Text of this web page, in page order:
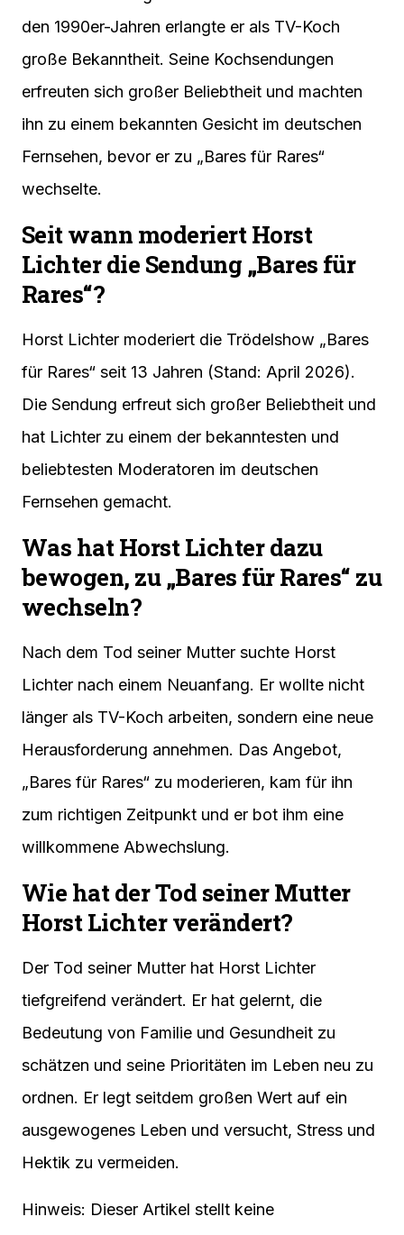
den 1990er-Jahren erlangte er als TV-Koch
große Bekanntheit. Seine Kochsendungen
erfreuten sich großer Beliebtheit und machten
ihn zu einem bekannten Gesicht im deutschen
Fernsehen, bevor er zu „Bares für Rares“
wechselte.
Seit wann moderiert Horst
Lichter die Sendung „Bares für
Rares“?
Horst Lichter moderiert die Trödelshow „Bares
für Rares“ seit 13 Jahren (Stand: April 2026).
Die Sendung erfreut sich großer Beliebtheit und
hat Lichter zu einem der bekanntesten und
beliebtesten Moderatoren im deutschen
Fernsehen gemacht.
Was hat Horst Lichter dazu
bewogen, zu „Bares für Rares“ zu
wechseln?
Nach dem Tod seiner Mutter suchte Horst
Lichter nach einem Neuanfang. Er wollte nicht
länger als TV-Koch arbeiten, sondern eine neue
Herausforderung annehmen. Das Angebot,
„Bares für Rares“ zu moderieren, kam für ihn
zum richtigen Zeitpunkt und er bot ihm eine
willkommene Abwechslung.
Wie hat der Tod seiner Mutter
Horst Lichter verändert?
Der Tod seiner Mutter hat Horst Lichter
tiefgreifend verändert. Er hat gelernt, die
Bedeutung von Familie und Gesundheit zu
schätzen und seine Prioritäten im Leben neu zu
ordnen. Er legt seitdem großen Wert auf ein
ausgewogenes Leben und versucht, Stress und
Hektik zu vermeiden.
Hinweis: Dieser Artikel stellt keine